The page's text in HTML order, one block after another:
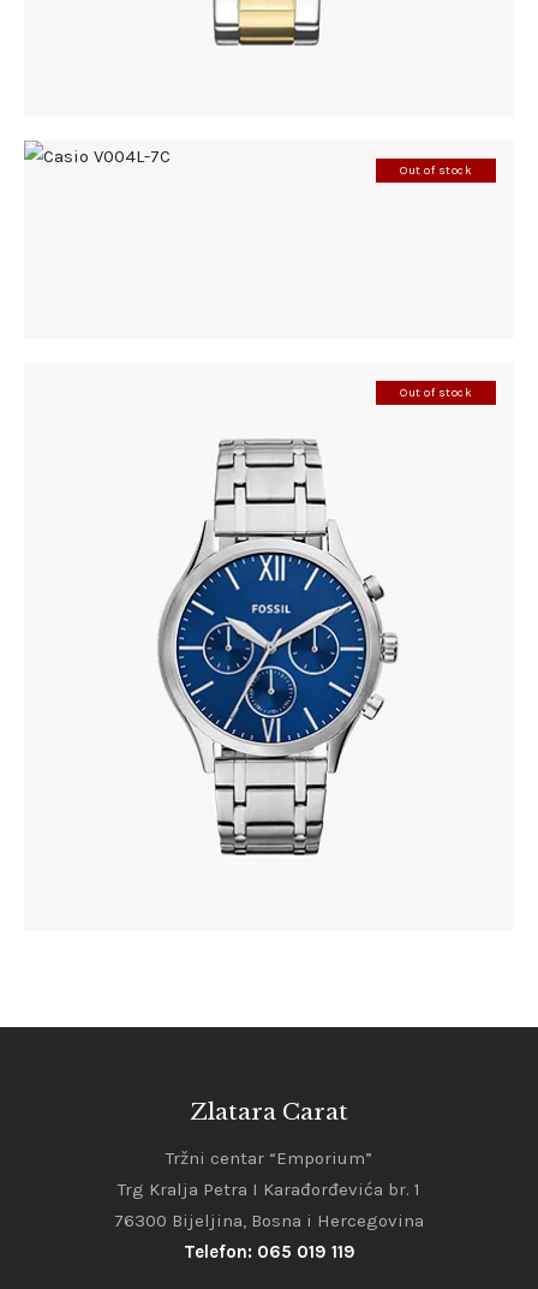
Out of stock
Out of stock
FOSSIL BQ2808
410.00 KM
Zlatara Carat
Tržni centar “Emporium”
Trg Kralja Petra I Karađorđevića br. 1
76300 Bijeljina, Bosna i Hercegovina
Telefon: 065 019 119